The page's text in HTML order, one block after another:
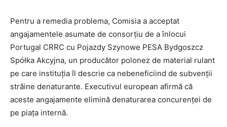
Pentru a remedia problema, Comisia a acceptat
angajamentele asumate de consorțiu de a înlocui
Portugal CRRC cu Pojazdy Szynowe PESA Bydgoszcz
Spółka Akcyjna, un producător polonez de material rulant
pe care instituția îl descrie ca nebeneficiind de subvenții
străine denaturante. Executivul european afirmă că
aceste angajamente elimină denaturarea concurenței de
pe piața internă.